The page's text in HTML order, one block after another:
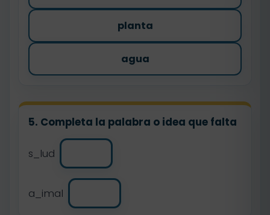
planta
agua
5. Completa la palabra o idea que falta
s_lud
a_imal